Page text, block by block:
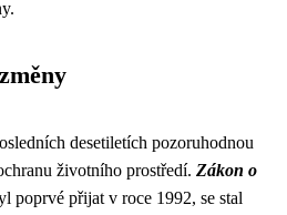
desetiletích pozoruhodnou
životního prostředí. Zákon o
poprvé přijat v roce 1992, se stal